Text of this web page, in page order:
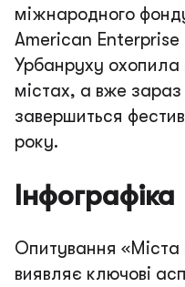
міжнародного
American
Урбанруху охопила
містах, а вже
завершиться
року.
Інфографіка
Опитування
виявляє ключові